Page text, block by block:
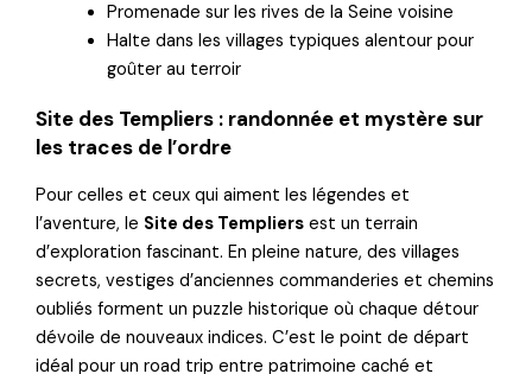
Promenade sur les rives de la Seine voisine
Halte dans les villages typiques alentour pour
goûter au terroir
Site des Templiers : randonnée et mystère sur
les traces de l’ordre
Pour celles et ceux qui aiment les légendes et
l’aventure, le Site des Templiers est un terrain
d’exploration fascinant. En pleine nature, des villages
secrets, vestiges d’anciennes commanderies et chemins
oubliés forment un puzzle historique où chaque détour
dévoile de nouveaux indices. C’est le point de départ
idéal pour un road trip entre patrimoine caché et